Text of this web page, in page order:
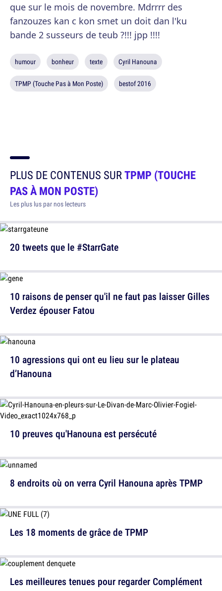
que sur le mois de novembre. Mdrrrr des
fanzouzes kan c kon smet un doit dan l'ku
bande 2 susseurs de teub ?!!! jpp !!!!
humour bonheur texte Cyril Hanouna
TPMP (Touche Pas à Mon Poste) bestof 2016
PLUS DE CONTENUS SURTPMP (TOUCHE
PAS À MON POSTE)
Les plus lus par nos lecteurs
20 tweets que le #StarrGate
10 agressions qui ont eu lieu sur le plateau
d’Hanouna
8 endroits où on verra Cyril Hanouna après TPMP
Les meilleures tenues pour regarder Complément
10 raisons de penser qu'il ne faut pas laisser Gilles
Verdez épouser Fatou
10 preuves qu'Hanouna est persécuté
Les 18 moments de grâce de TPMP